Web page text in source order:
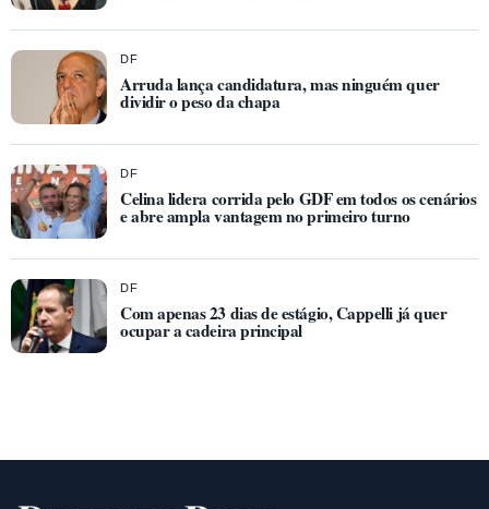
DF
Arruda lança candidatura, mas ninguém quer
dividir o peso da chapa
DF
Celina lidera corrida pelo GDF em todos os cenários
e abre ampla vantagem no primeiro turno
DF
Com apenas 23 dias de estágio, Cappelli já quer
ocupar a cadeira principal